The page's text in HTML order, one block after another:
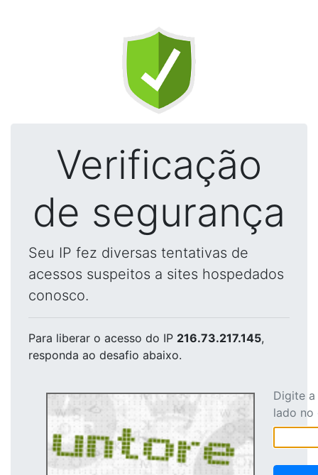
Verificação
de segurança
Seu IP fez diversas tentativas de
acessos suspeitos a sites hospedados
conosco.
Para liberar o acesso do IP 216.73.217.145,
responda ao desafio abaixo.
Digite
lado no